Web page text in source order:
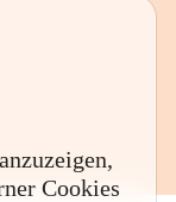
Cookies